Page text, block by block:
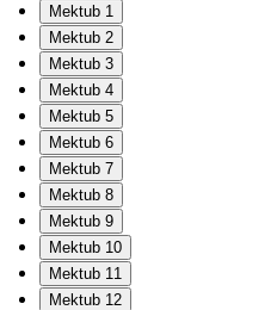
Mektub 1
Mektub 2
Mektub 3
Mektub 4
Mektub 5
Mektub 6
Mektub 7
Mektub 8
Mektub 9
Mektub 10
Mektub 11
Mektub 12